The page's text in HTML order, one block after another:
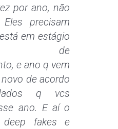
por ano, não
precisam
em estágio
de
e ano q vem
de acordo
q vcs
ano. E aí o
fakes e